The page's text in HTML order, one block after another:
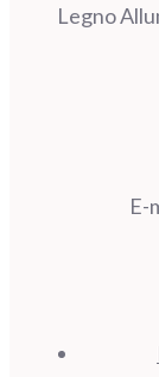
Legno
E-